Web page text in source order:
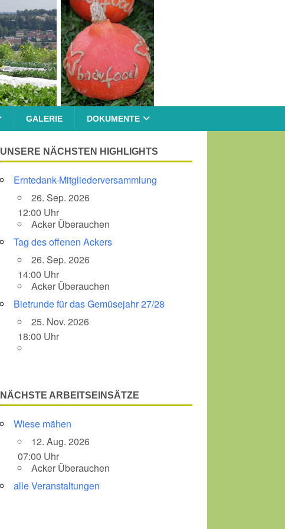
GALERIE DOKUMENTE
UNSERE NÄCHSTEN HIGHLIGHTS
Erntedank-Mitgliederversammlung
26. Sep. 2026
12:00 Uhr
Acker Überauchen
Tag des offenen Ackers
26. Sep. 2026
14:00 Uhr
Acker Überauchen
Bietrunde für das Gemüsejahr 27/28
25. Nov. 2026
18:00 Uhr
NÄCHSTE ARBEITSEINSÄTZE
Wiese mähen
12. Aug. 2026
07:00 Uhr
Acker Überauchen
alle Veranstaltungen